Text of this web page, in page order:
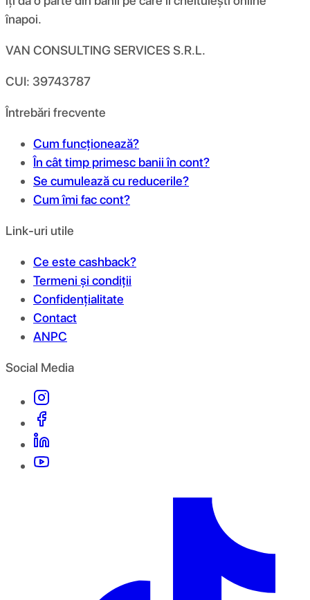
înapoi.
VAN CONSULTING SERVICES S.R.L.
CUI: 39743787
Întrebări frecvente
Cum funcționează?
În cât timp primesc banii în cont?
Se cumulează cu reducerile?
Cum îmi fac cont?
Link-uri utile
Ce este cashback?
Termeni și condiții
Confidențialitate
Contact
ANPC
Social Media